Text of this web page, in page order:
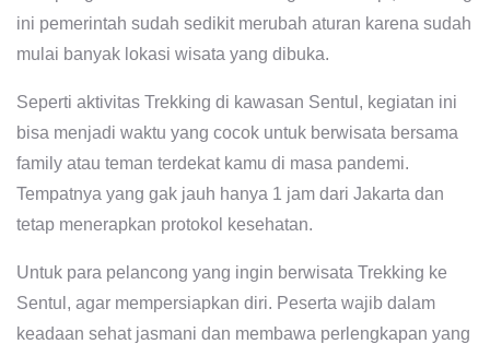
ini pemerintah sudah sedikit merubah aturan karena sudah
mulai banyak lokasi wisata yang dibuka.
Seperti aktivitas Trekking di kawasan Sentul, kegiatan ini
bisa menjadi waktu yang cocok untuk berwisata bersama
family atau teman terdekat kamu di masa pandemi.
Tempatnya yang gak jauh hanya 1 jam dari Jakarta dan
tetap menerapkan protokol kesehatan.
Untuk para pelancong yang ingin berwisata Trekking ke
Sentul, agar mempersiapkan diri. Peserta wajib dalam
keadaan sehat jasmani dan membawa perlengkapan yang